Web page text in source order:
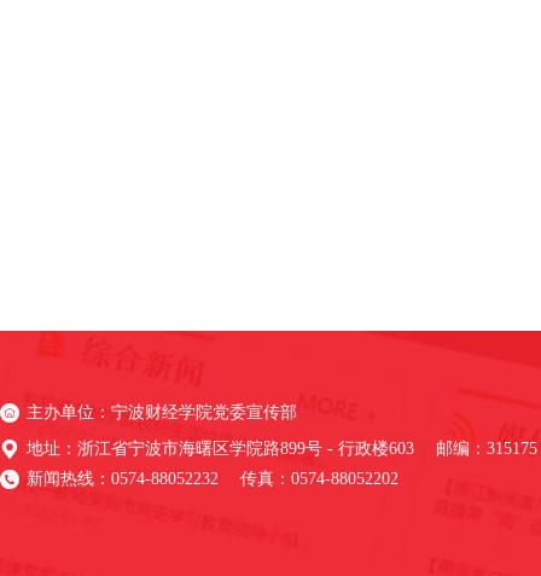
主办单位：宁波财经学院党委宣传部
地址：浙江省宁波市海曙区学院路899号 - 行政楼603 邮编：315175
新闻热线：0574-88052232 传真：0574-88052202